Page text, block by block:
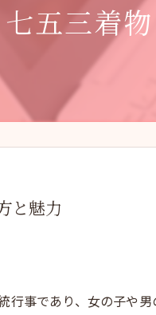
七五三着
と魅力
行事であり、女の子や